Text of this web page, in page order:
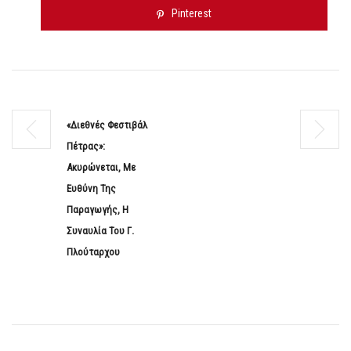
Pinterest
«Διεθνές Φεστιβάλ
Πέτρας»:
Ακυρώνεται, Με
Ευθύνη Της
Παραγωγής, Η
Συναυλία Του Γ.
Πλούταρχου